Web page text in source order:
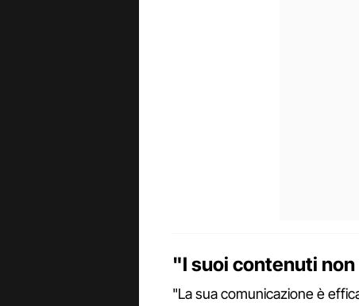
"I suoi contenuti
"La sua comunicazione è